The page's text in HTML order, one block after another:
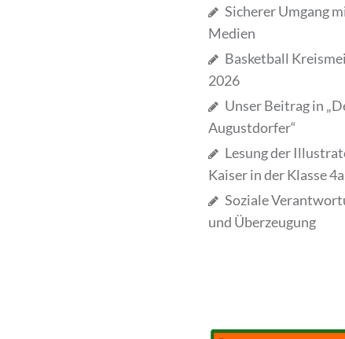
Sicherer Umgang
Medien
Basketball
2026
Unser Beitrag in
Augustdorfer“
Lesung der
Kaiser in der Klasse 4a
Soziale
und Überzeugung